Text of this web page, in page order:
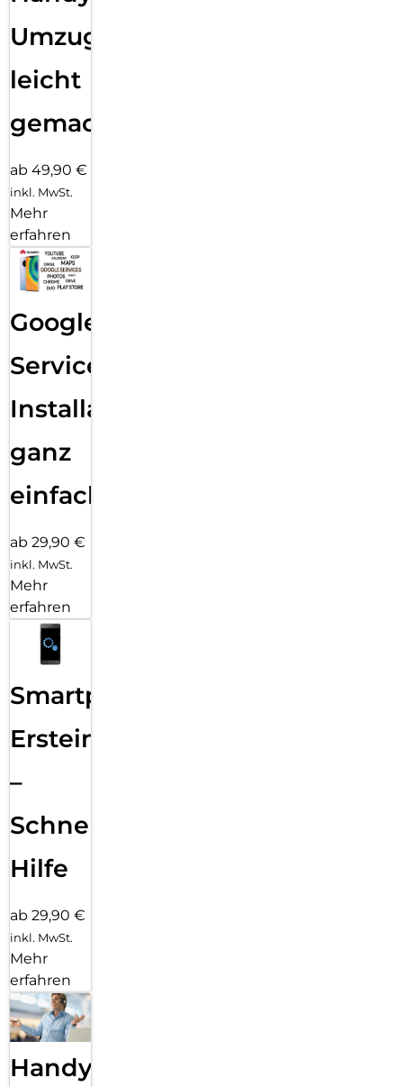
Umzug
leicht
gemacht!
ab 49,90 €
inkl. MwSt.
Mehr
erfahren
Google
Services
Installation
ganz
einfach
ab 29,90 €
inkl. MwSt.
Mehr
erfahren
Smartphone
Ersteinrichtung
–
Schnelle
Hilfe
ab 29,90 €
inkl. MwSt.
Mehr
erfahren
Handy